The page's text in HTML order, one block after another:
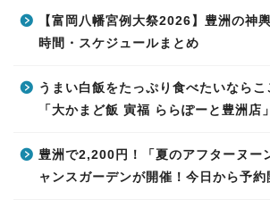
【富岡八幡宮例大祭2026】豊洲の神
時間・スケジュールまとめ
うまい白飯をたっぷり食べたいなら
「大かまど飯 寅福 ららぽーと豊洲店
豊洲で2,200円！「夏のアフターヌー
ャンスガーデンが開催！今日から予約